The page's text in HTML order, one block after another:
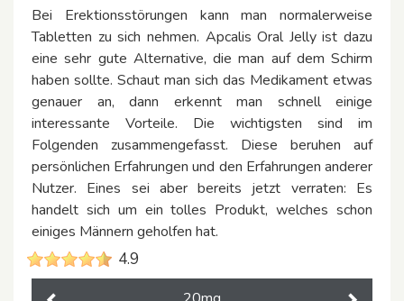
Bei Erektionsstörungen kann man normalerweise
Tabletten zu sich nehmen. Apcalis Oral Jelly ist dazu
eine sehr gute Alternative, die man auf dem Schirm
haben sollte. Schaut man sich das Medikament etwas
genauer an, dann erkennt man schnell einige
interessante Vorteile. Die wichtigsten sind im
Folgenden zusammengefasst. Diese beruhen auf
persönlichen Erfahrungen und den Erfahrungen anderer
Nutzer. Eines sei aber bereits jetzt verraten: Es
handelt sich um ein tolles Produkt, welches schon
einiges Männern geholfen hat.
4.9